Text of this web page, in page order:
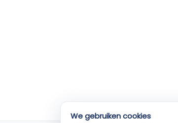
We gebruiken cookies